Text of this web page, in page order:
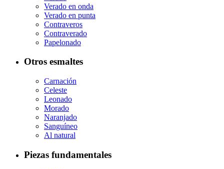
Verado en onda
Verado en punta
Contraveros
Contraverado
Papelonado
Otros esmaltes
Carnación
Celeste
Leonado
Morado
Naranjado
Sanguíneo
Al natural
Piezas fundamentales